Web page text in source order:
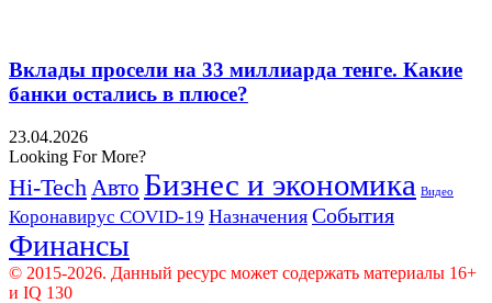
Вклады просели на 33 миллиарда тенге. Какие
банки остались в плюсе?
23.04.2026
Looking For More?
Hi-Tech Авто Бизнес и экономика Видео
Коронавирус COVID-19 Назначения События
Финансы
© 2015-2026. Данный ресурс может содержать материалы 16+
и IQ 130